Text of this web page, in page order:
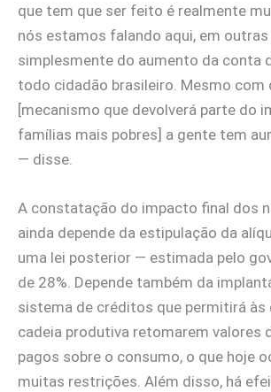
que tem que ser feito é realmente
nós estamos falando aqui, em outras
simplesmente do aumento da conta
todo cidadão brasileiro. Mesmo com
[mecanismo que devolverá parte do
famílias mais pobres] a gente tem
— disse.
A constatação do impacto final dos
ainda depende da estipulação da
uma lei posterior — estimada pelo
de 28%. Depende também da
sistema de créditos que permitirá às
cadeia produtiva retomarem valores
pagos sobre o consumo, o que hoje
muitas restrições. Além disso, há